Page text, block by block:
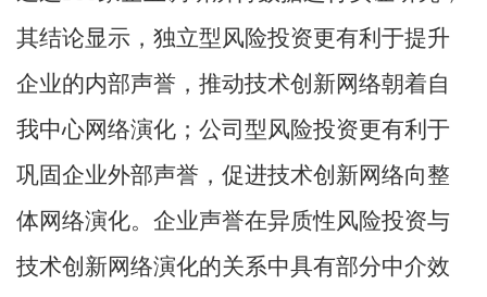
其结论显示，独立型风险投资更有利于提升
企业的内部声誉，推动技术创新网络朝着自
我中心网络演化；公司型风险投资更有利于
巩固企业外部声誉，促进技术创新网络向整
体网络演化。企业声誉在异质性风险投资与
技术创新网络演化的关系中具有部分中介效